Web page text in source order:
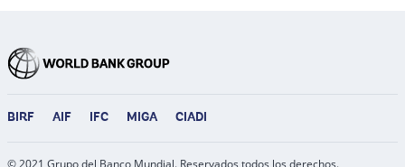
BIRF AIF IFC MIGA CIADI